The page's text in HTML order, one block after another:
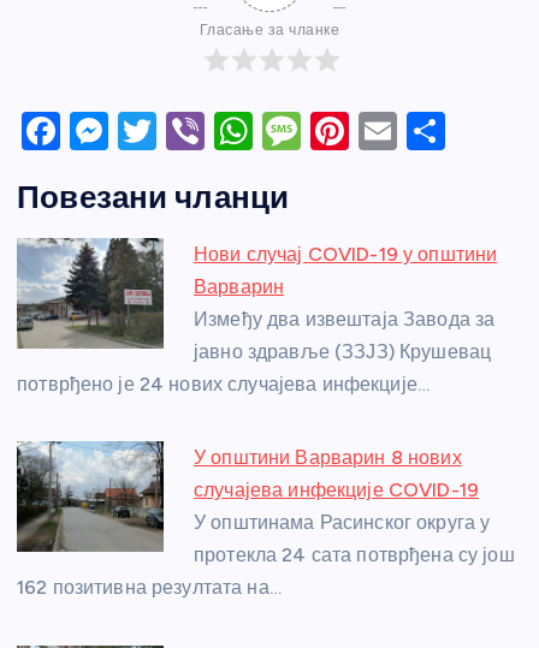
Гласање за чланке
F
c
e
b
o
o
k
M
ss
e
n
g
er
T
itt
er
Vi
er
W
at
s
A
p
p
M
a
e
Pi
e
E
e
Повезани чланци
Нови случај COVID-19 у општини
Варварин
Између два извештаја Завода за
јавно здравље (ЗЗЈЗ) Крушевац
потврђено је 24 нових случајева инфекције…
У општини Варварин 8 нових
случајева инфекције COVID-19
У општинама Расинског округа у
протекла 24 сата потврђена су још
162 позитивна резултата на…